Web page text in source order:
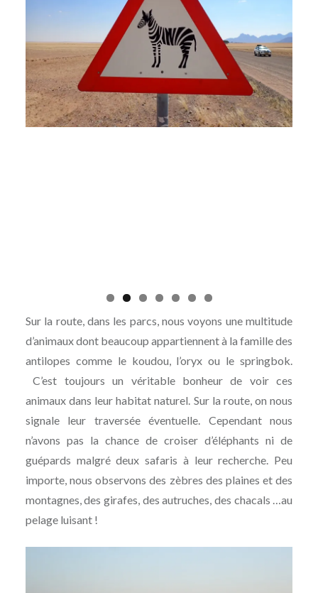
Sur la route, dans les parcs, nous voyons une multitude
d’animaux dont beaucoup appartiennent à la famille des
antilopes comme le koudou, l’oryx ou le springbok.
C’est toujours un véritable bonheur de voir ces
animaux dans leur habitat naturel. Sur la route, on nous
signale leur traversée éventuelle. Cependant nous
n’avons pas la chance de croiser d’éléphants ni de
guépards malgré deux safaris à leur recherche. Peu
importe, nous observons des zèbres des plaines et des
montagnes, des girafes, des autruches, des chacals …au
pelage luisant !